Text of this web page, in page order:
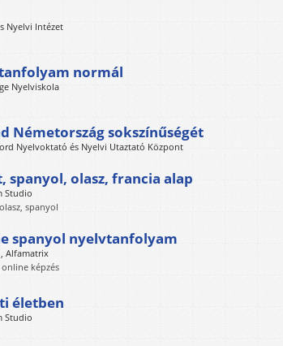
Nyelvi Intézet
normál
Nyelviskola
Németország sokszínűségét
Nyelvoktató és Nyelvi Utaztató Központ
spanyol, olasz, francia alap
Studio
spanyol
spanyol nyelvtanfolyam
, Alfamatrix
képzés
életben
Studio